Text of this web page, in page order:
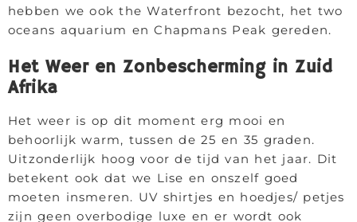
hebben we ook the Waterfront bezocht, het two
oceans aquarium en Chapmans Peak gereden.
Het Weer en Zonbescherming in Zuid
Afrika
Het weer is op dit moment erg mooi en
behoorlijk warm, tussen de 25 en 35 graden.
Uitzonderlijk hoog voor de tijd van het jaar. Dit
betekent ook dat we Lise en onszelf goed
moeten insmeren. UV shirtjes en hoedjes/ petjes
zijn geen overbodige luxe en er wordt ook